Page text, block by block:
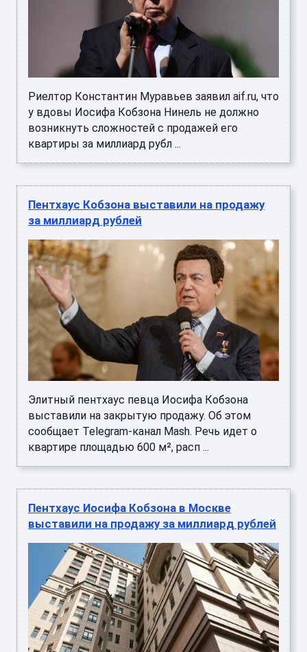
Риелтор Константин Муравьев заявил aif.ru, что
у вдовы Иосифа Кобзона Нинель не должно
возникнуть сложностей с продажей его
квартиры за миллиард рубл ...
Пентхаус Кобзона выставили на продажу
за миллиард рублей
Элитный пентхаус певца Иосифа Кобзона
выставили на закрытую продажу. Об этом
сообщает Telegram-канал Mash. Речь идет о
квартире площадью 600 м², расп ...
Пентхаус Иосифа Кобзона в Москве
выставили на продажу за миллиард рублей